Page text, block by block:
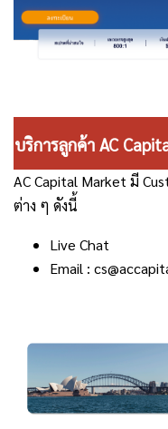
บริการลูกค้า AC
AC Capital Market มี
ต่าง ๆ ดังนี้
Live Chat
Email :